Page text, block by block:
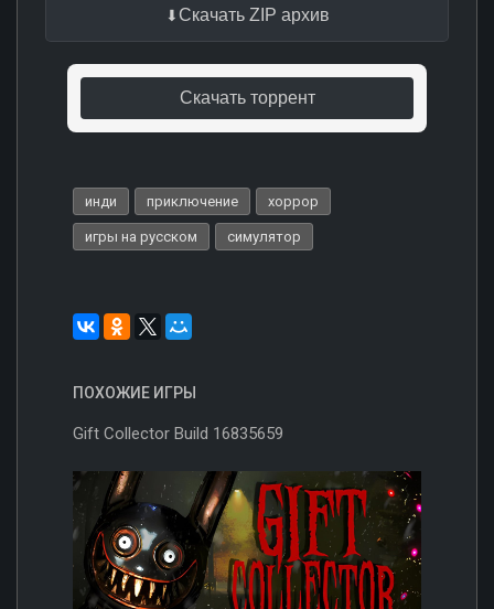
Скачать ZIP архив
Скачать торрент
инди приключение хоррор
игры на русском симулятор
ПОХОЖИЕ ИГРЫ
Gift Collector Build 16835659